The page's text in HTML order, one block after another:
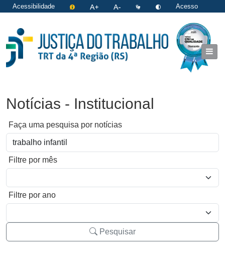
Acessibilidade
Acesso
Notícias - Institucional
Faça uma pesquisa por notícias
Filtre por mês
Filtre por ano
Pesquisar